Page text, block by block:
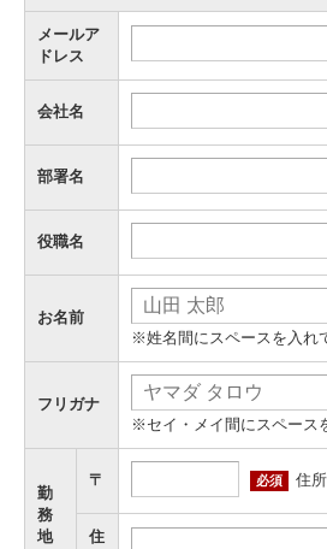
メールア
ドレス
会社名
部署名
役職名
お名前
※姓名間にスペースを入れ
フリガナ
※セイ・メイ間にスペース
勤
務
地
〒 必須 住
住